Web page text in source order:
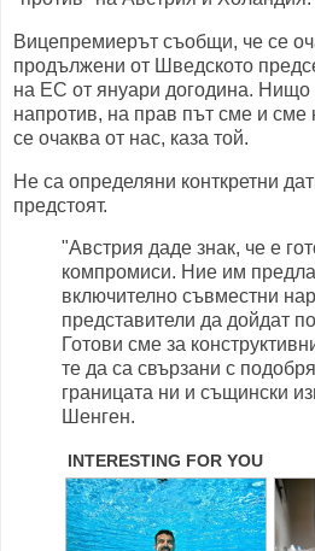
Вицепремиерът съобщи, че се
продължени от Шведското
на ЕС от януари догодина. Нищо
напротив, на прав път сме и сме
се очаква от нас, каза той.
Не са определяни конткретни
предстоят.
"Австрия даде знак, че е
компромиси. Ние им
включително съвместни
представители да дойдат
Готови сме за
те да са свързани с
границата ни и същински
Шенген.